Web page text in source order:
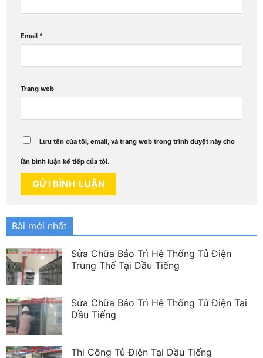
Email *
Trang web
Lưu tên của tôi, email, và trang web trong trình duyệt này cho
lần bình luận kế tiếp của tôi.
Bài mới nhất
Sửa Chữa Bảo Trì Hệ Thống Tủ Điện
Trung Thế Tại Dầu Tiếng
Sửa Chữa Bảo Trì Hệ Thống Tủ Điện Tại
Dầu Tiếng
Thi Công Tủ Điện Tại Dầu Tiếng